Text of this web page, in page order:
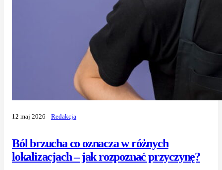
Ból brzucha co oznacza w różnych
lokalizacjach – jak rozpoznać przyczynę?
12 maj 2026 Redakcja